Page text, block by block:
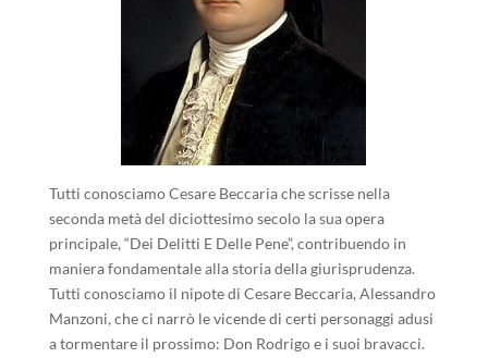
Tutti conosciamo Cesare Beccaria che scrisse nella
seconda metà del diciottesimo secolo la sua opera
principale, “Dei Delitti E Delle Pene”, contribuendo in
maniera fondamentale alla storia della giurisprudenza.
Tutti conosciamo il nipote di Cesare Beccaria, Alessandro
Manzoni, che ci narrò le vicende di certi personaggi adusi
a tormentare il prossimo: Don Rodrigo e i suoi bravacci.